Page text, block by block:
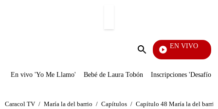
Enviar
EN VIVO
Yo
En vivo 'Yo Me Llamo' Bebé de Laura Tobón Inscripciones 'Desafío'
Caracol TV / María la del barrio / Capítulos / Capítulo 48 María la del